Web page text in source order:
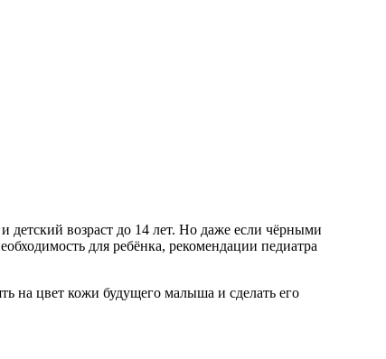
детский возраст до 14 лет. Но даже если чёрными
для ребёнка, рекомендации педиатра
на цвет кожи будущего малыша и сделать его